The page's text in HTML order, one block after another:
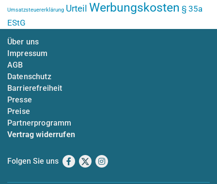
Umsatzsteuererklärung Urteil Werbungskosten § 35a
EStG
Über uns
Impressum
AGB
Datenschutz
Barrierefreiheit
Presse
Preise
Partnerprogramm
Vertrag widerrufen
Folgen Sie uns Facebook
X Instagram